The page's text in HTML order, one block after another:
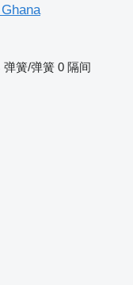
弹簧/弹簧 0 隔间